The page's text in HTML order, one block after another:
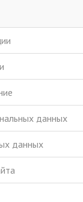
данных
данных